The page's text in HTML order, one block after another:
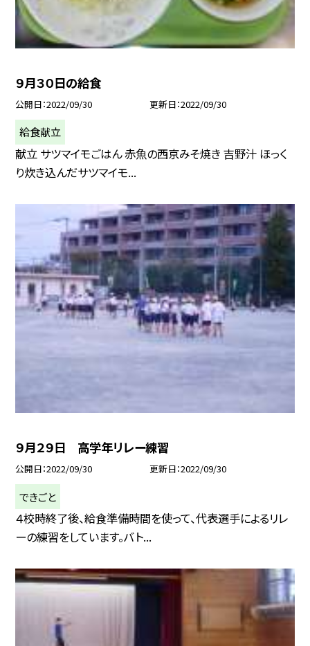
９月３０日の給食
公開日 2022/09/30 更新日 2022/09/30
給食献立
献立 サツマイモごはん 赤魚の西京みそ焼き 吉野汁 ほっく
り炊き込んだサツマイモ...
９月２９日 高学年リレー練習
公開日 2022/09/30 更新日 2022/09/30
できごと
４校時終了後、給食準備時間を使って、代表選手によるリレ
ーの練習をしています。バト...